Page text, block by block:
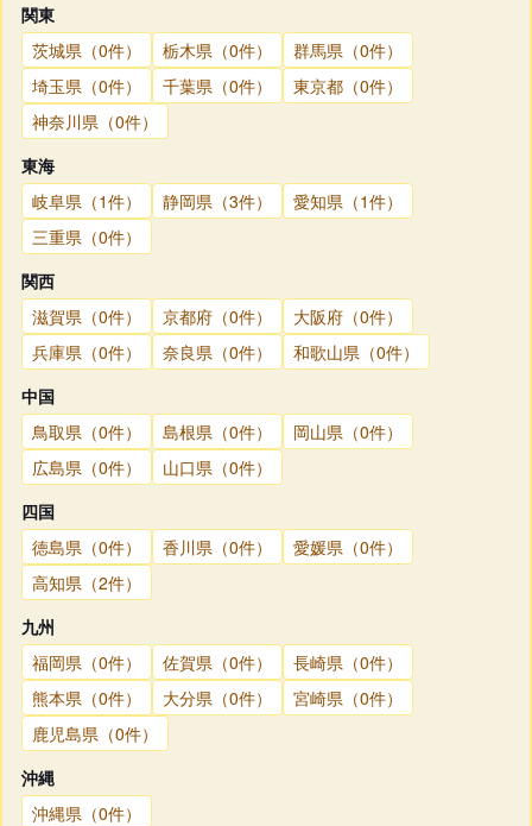
関東
茨城県（0件）
栃木県（0件）
群馬県（0件）
埼玉県（0件）
千葉県（0件）
東京都（0件）
神奈川県（0件）
東海
岐阜県（1件）
静岡県（3件）
愛知県（1件）
三重県（0件）
関西
滋賀県（0件）
京都府（0件）
大阪府（0件）
兵庫県（0件）
奈良県（0件）
和歌山県（0件）
中国
鳥取県（0件）
島根県（0件）
岡山県（0件）
広島県（0件）
山口県（0件）
四国
徳島県（0件）
香川県（0件）
愛媛県（0件）
高知県（2件）
九州
福岡県（0件）
佐賀県（0件）
長崎県（0件）
熊本県（0件）
大分県（0件）
宮崎県（0件）
鹿児島県（0件）
沖縄
沖縄県（0件）